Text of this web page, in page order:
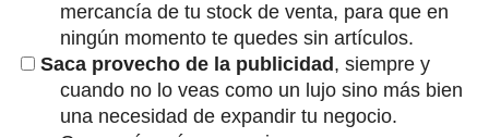
mercancía de tu stock de venta, para que en
ningún momento te quedes sin artículos.
Saca provecho de la publicidad , siempre y
cuando no lo veas como un lujo sino más bien
una necesidad de expandir tu negocio.